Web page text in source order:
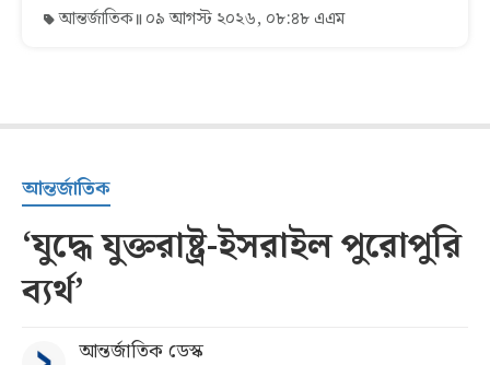
আন্তর্জাতিক ০৯ আগস্ট ২০২৬, ০৮:৪৮ এএম
আন্তর্জাতিক
‘যুদ্ধে যুক্তরাষ্ট্র-ইসরাইল পুরোপুরি
ব্যর্থ’
আন্তর্জাতিক ডেস্ক